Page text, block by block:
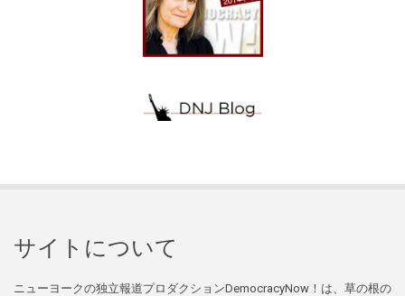
サイトについて
ニューヨークの独立報道プロダクションDemocracyNow！は、草の根の